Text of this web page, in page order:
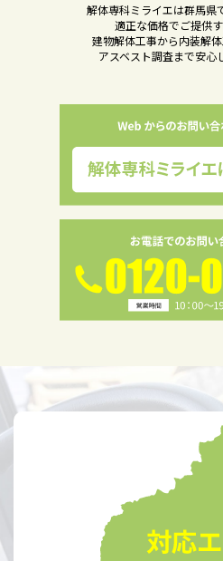
解体専科ミライエは群馬県
適正な価格でご提供す
建物解体工事から内装解体
アスベスト調査まで安心